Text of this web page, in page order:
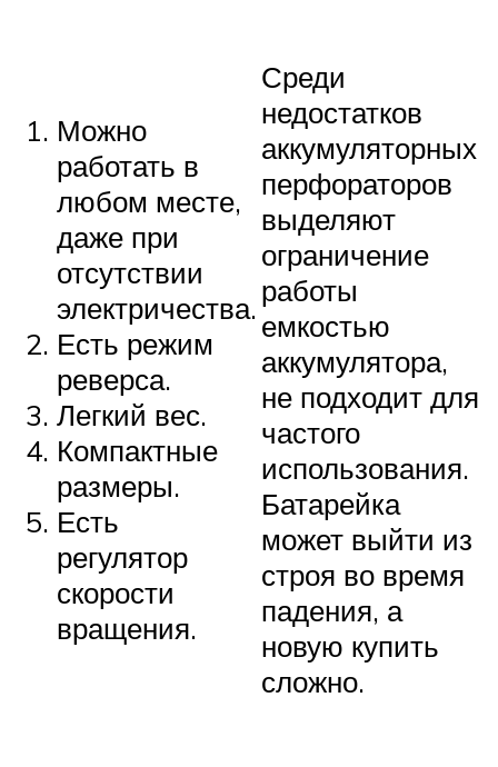
Можно
работать в
любом месте,
даже при
отсутствии
электричества.
Есть режим
реверса.
Легкий вес.
Компактные
размеры.
Есть
регулятор
скорости
вращения.
Среди
недостатков
аккумуляторных
перфораторов
выделяют
ограничение
работы
емкостью
аккумулятора,
не подходит для
частого
использования.
Батарейка
может выйти из
строя во время
падения, а
новую купить
сложно.